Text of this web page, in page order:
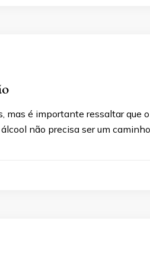
mas é importante ressaltar que
não precisa ser um